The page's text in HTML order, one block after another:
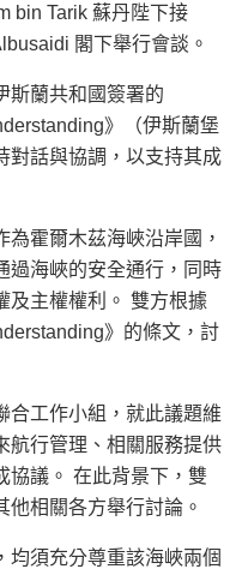
bin Tarik 蘇丹陛下接
閣下舉行會談。
斯蘭共和國簽署的
》（伊斯蘭堡
對話與協調，以支持其成
霍爾木茲海峽沿岸國，
過海峽的安全通行，同時
及主權權利。 雙方根據
》的條文，討
合工作小組，就此議題維
航行管理、相關服務提供
協議。 在此背景下，雙
他相關各方舉行討論。
均須充分尊重該海峽兩個